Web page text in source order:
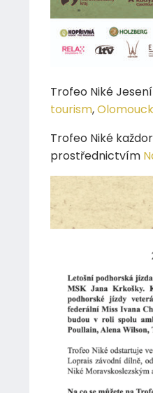
Trofeo Niké
tourism,
Trofeo Niké
prostřednictvím